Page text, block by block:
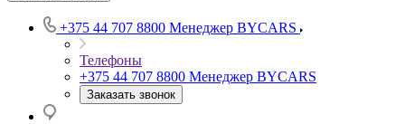
+375 44 707 8800 Менеджер BYCARS
Телефоны
+375 44 707 8800 Менеджер BYCARS
Заказать звонок